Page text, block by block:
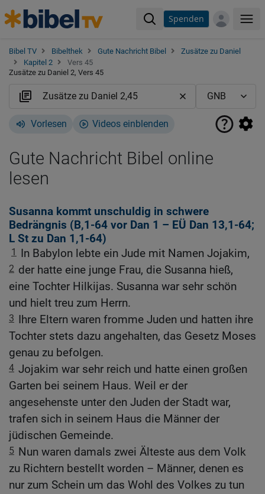
Spenden
Bibel TV Bibelthek Gute Nachricht Bibel
Zusätze zu Daniel
Kapitel 2
Vers 45
Zusätze zu Daniel 2, Vers 45
Vorlesen Videos einblenden
Gute Nachricht Bibel online
lesen
Susanna kommt unschuldig in schwere
Bedrängnis (B,1-64 vor Dan 1 – EÜ Dan 13,1-64;
L St zu Dan 1,1-64)
1 In Babylon lebte ein Jude mit Namen Jojakim,
2 der hatte eine junge Frau, die Susanna hieß,
eine Tochter Hilkijas. Susanna war sehr schön
und hielt treu zum Herrn.
3 Ihre Eltern waren fromme Juden und hatten ihre
Tochter stets dazu angehalten, das Gesetz Moses
genau zu befolgen.
4 Jojakim war sehr reich und hatte einen großen
Garten bei seinem Haus. Weil er der
angesehenste unter den Juden der Stadt war,
trafen sich in seinem Haus die Männer der
jüdischen Gemeinde.
5 Nun waren damals zwei Älteste aus dem Volk
zu Richtern bestellt worden – Männer, denen es
nur zum Schein um das Wohl des Volkes zu tun